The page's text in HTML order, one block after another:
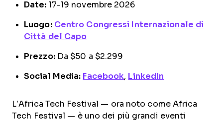
Date: 17-19 novembre 2026
Luogo: Centro Congressi Internazionale di
Città del Capo
Prezzo:Da $50 a $2.299
Social Media: Facebook, LinkedIn
L’Africa Tech Festival — ora noto come Africa
Tech Festival — è uno dei più grandi eventi